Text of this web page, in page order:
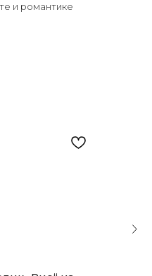
и романтике